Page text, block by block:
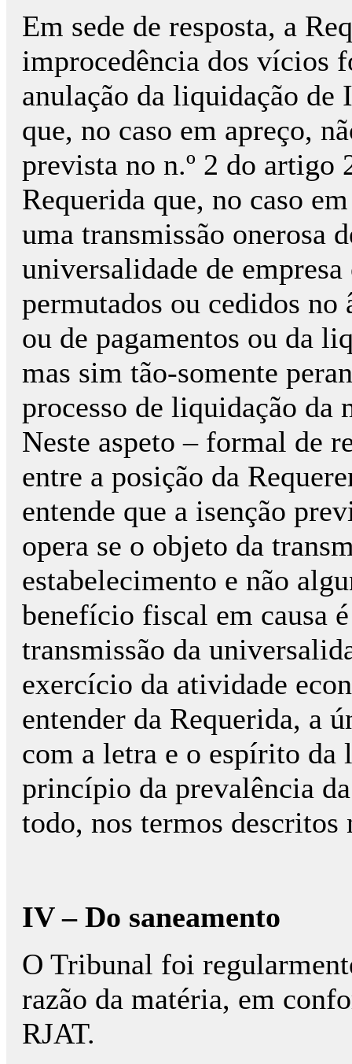
Em sede de resposta, a
improcedência dos vícios
anulação da liquidação
que, no caso em apreço,
prevista no n.º 2 do artigo
Requerida que, no caso
uma transmissão onerosa
universalidade de
permutados ou cedidos
ou de pagamentos ou da
mas sim tão-somente
processo de liquidação da
Neste aspeto – formal de
entre a posição da
entende que a isenção
opera se o objeto da
estabelecimento e não
benefício fiscal em causa
transmissão da
exercício da atividade
entender da Requerida, a
com a letra e o espírito da
princípio da prevalência
todo, nos termos
IV – Do saneamento
O Tribunal foi
razão da matéria, em
RJAT.